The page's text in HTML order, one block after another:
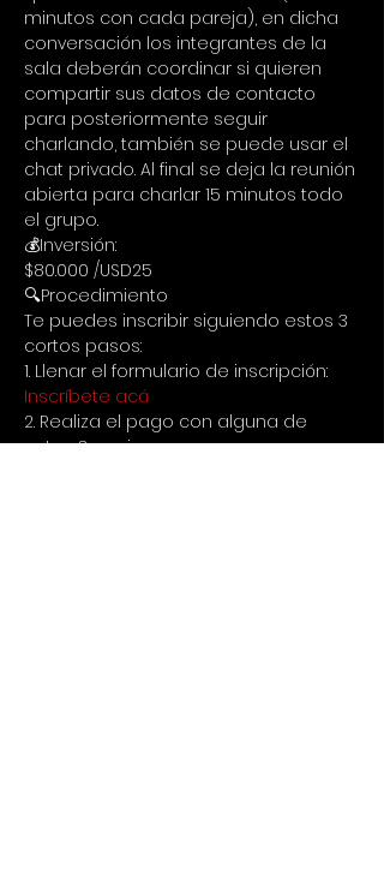
minutos con cada pareja), en dicha
conversación los integrantes de la
sala deberán coordinar si quieren
compartir sus datos de contacto
para posteriormente seguir
charlando, también se puede usar el
chat privado. Al final se deja la reunión
abierta para charlar 15 minutos todo
el grupo.
💰Inversión:
$80.000 /USD25
🔍Procedimiento
Te puedes inscribir siguiendo estos 3
cortos pasos:
1. Llenar el formulario de inscripción:
Inscríbete acá
2. Realiza el pago con alguna de
estas 3 opciones: